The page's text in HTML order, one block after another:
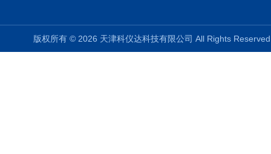
版权所有 © 2026 天津科仪达科技有限公司 All Rights